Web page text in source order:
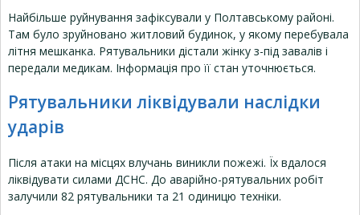
Найбільше руйнування зафіксували у Полтавському районі.
Там було зруйновано житловий будинок, у якому перебувала
літня мешканка. Рятувальники дістали жінку з-під завалів і
передали медикам. Інформація про її стан уточнюється.
Рятувальники ліквідували наслідки
ударів
Після атаки на місцях влучань виникли пожежі. Їх вдалося
ліквідувати силами ДСНС. До аварійно-рятувальних робіт
залучили 82 рятувальники та 21 одиницю техніки.